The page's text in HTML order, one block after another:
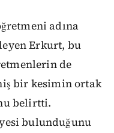
adına
Erkurt, bu
de
bir kesimin ortak
belirtti.
bulunduğunu